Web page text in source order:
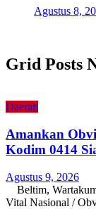
Agustus 8,
Grid Posts
Daerah
Amankan
Kodim 0414
Agustus 9, 2026
Beltim,
Vital Nasional /